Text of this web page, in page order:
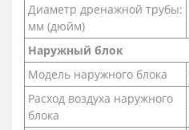
Диаметр дренажной трубы:
мм (дюйм)
Наружный блок
Модель наружного блока
Расход воздуха наружного
блока